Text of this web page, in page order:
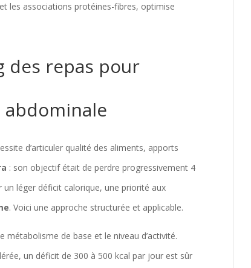
les associations protéines-fibres, optimise
repas pour
abdominale
d’articuler qualité des aliments, apports
: son objectif était de perdre progressivement 4
léger déficit calorique, une priorité aux
. Voici une approche structurée et applicable.
de base et le niveau d’activité.
un déficit de 300 à 500 kcal par jour est sûr